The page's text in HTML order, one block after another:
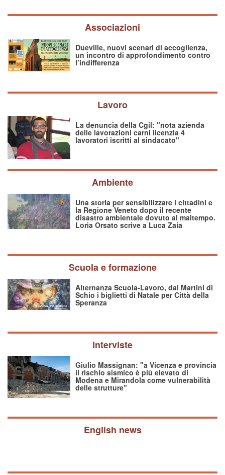
Associazioni
Dueville, nuovi scenari di accoglienza,
un incontro di approfondimento contro
l’indifferenza
Lavoro
La denuncia della Cgil: "nota azienda
delle lavorazioni carni licenzia 4
lavoratori iscritti al sindacato"
Ambiente
Una storia per sensibilizzare i cittadini e
la Regione Veneto dopo il recente
disastro ambientale dovuto al maltempo.
Loria Orsato scrive a Luca Zaia
Scuola e formazione
Alternanza Scuola-Lavoro, dal Martini di
Schio i biglietti di Natale per Città della
Speranza
Interviste
Giulio Massignan: "a Vicenza e provincia
il rischio sismico è più elevato di
Modena e Mirandola come vulnerabilità
delle strutture"
English news